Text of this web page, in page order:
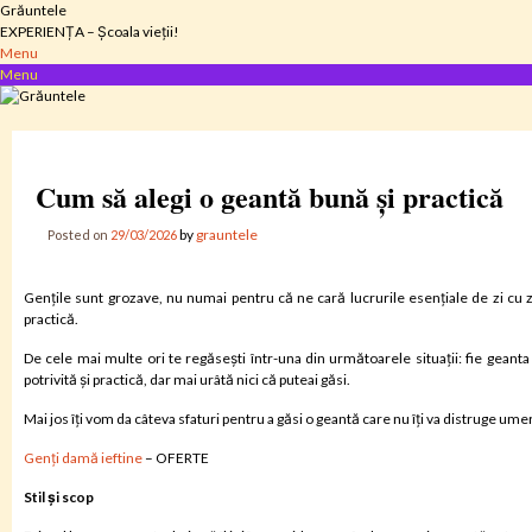
Skip
to
content
Grăuntele
EXPERIENȚA – Școala vieții!
Menu
Menu
Cum să alegi o geantă bună și practică
Posted on 29/03/2026by grauntele
Gențile sunt grozave, nu numai pentru că ne cară lucrurile esențiale de zi
practică.
De cele mai multe ori te regăsești într-una din următoarele situații: fie
potrivită și practică, dar mai urâtă nici că puteai găsi.
Mai jos îți vom da câteva sfaturi pentru a găsi o geantă care nu îți va distruge
Genți damă ieftine – OFERTE
Stil și scop